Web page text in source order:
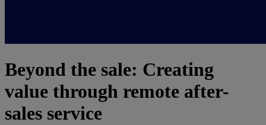
Beyond the sale: Creating
value through remote after-
sales service